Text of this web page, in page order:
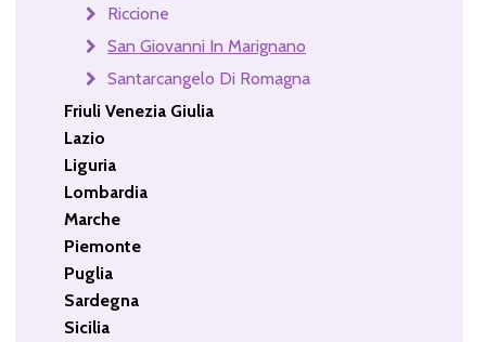
Riccione
San Giovanni In Marignano
Santarcangelo Di Romagna
Friuli Venezia Giulia
Lazio
Liguria
Lombardia
Marche
Piemonte
Puglia
Sardegna
Sicilia